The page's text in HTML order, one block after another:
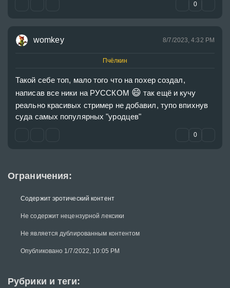
Ограничения:
Содержит эротический контент
Не содержит нецензурной лексики
Не является дублированным контентом
Опубликовано 1/7/2022, 10:05 PM
Рубрики и теги:
0
womkey 8/7/2023, 4:32 PM
Пчёлкин
Такой себе топ, мало того что на похер создал,
написав все ники на РУССКОМ 😄 так ещё и кучу
реально красивых стример не добавил, тупо впихнув
суда самых популярных "уродцев"
0